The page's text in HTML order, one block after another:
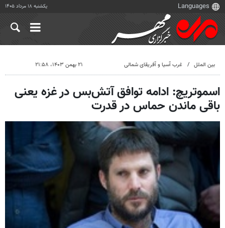
یکشنبه ۱۸ مرداد ۱۴۰۵
بین الملل غرب آسیا و آفریقای شمالی ۲۱ بهمن ۱۴۰۳، ۲۱:۵۸
اسموتریچ: ادامه توافق آتش‌بس در غزه یعنی
باقی ماندن حماس در قدرت